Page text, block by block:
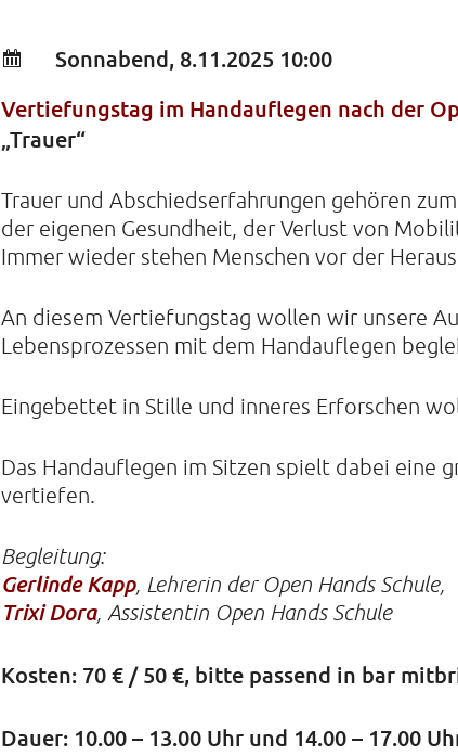
Sonnabend, 8.11.2025 10:00
Vertiefungstag im Handauflegen nach der
„Trauer“
Trauer und Abschiedserfahrungen gehören
der eigenen Gesundheit, der Verlust von
Immer wieder stehen Menschen vor der
An diesem Vertiefungstag wollen wir unsere
Lebensprozessen mit dem Handauflegen
Eingebettet in Stille und inneres Erforschen
Das Handauflegen im Sitzen spielt dabei eine
vertiefen.
Begleitung:
Gerlinde Kapp, Lehrerin der Open Hands Schule,
Trixi Dora, Assistentin Open Hands Schule
Kosten: 70 € / 50 €, bitte passend in bar
Dauer: 10.00 – 13.00 Uhr und 14.00 – 17.00